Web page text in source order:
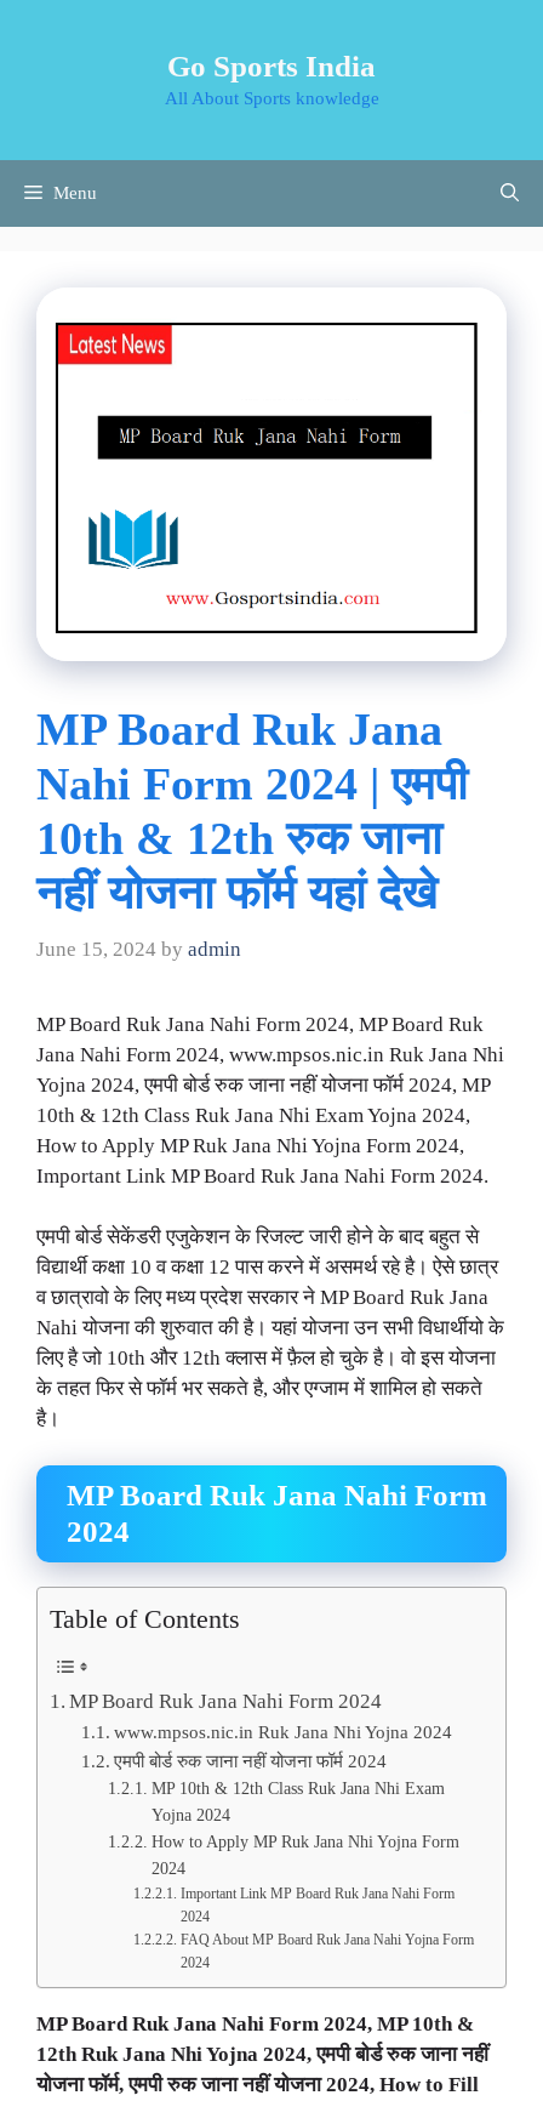
Go Sports India
All About Sports knowledge
Menu
MP Board Ruk Jana
Nahi Form 2024 | एमपी
10th & 12th रुक जाना
नहीं योजना फॉर्म यहां देखे
June 15, 2024 by admin
MP Board Ruk Jana Nahi Form 2024, MP Board Ruk
Jana Nahi Form 2024, www.mpsos.nic.in Ruk Jana Nhi
Yojna 2024, एमपी बोर्ड रुक जाना नहीं योजना फॉर्म 2024, MP
10th & 12th Class Ruk Jana Nhi Exam Yojna 2024,
How to Apply MP Ruk Jana Nhi Yojna Form 2024,
Important Link MP Board Ruk Jana Nahi Form 2024.
एमपी बोर्ड सेकेंडरी एजुकेशन के रिजल्ट जारी होने के बाद बहुत से
विद्यार्थी कक्षा 10 व कक्षा 12 पास करने में असमर्थ रहे है। ऐसे छात्र
व छात्रावो के लिए मध्य प्रदेश सरकार ने MP Board Ruk Jana
Nahi योजना की शुरुवात की है। यहां योजना उन सभी विधार्थीयो के
लिए है जो 10th और 12th क्लास में फ़ैल हो चुके है। वो इस योजना
के तहत फिर से फॉर्म भर सकते है, और एग्जाम में शामिल हो सकते
है।
MP Board Ruk Jana Nahi Form
2024
Table of Contents
MP Board Ruk Jana Nahi Form 2024
www.mpsos.nic.in Ruk Jana Nhi Yojna 2024
एमपी बोर्ड रुक जाना नहीं योजना फॉर्म 2024
MP 10th & 12th Class Ruk Jana Nhi Exam
Yojna 2024
How to Apply MP Ruk Jana Nhi Yojna Form
2024
Important Link MP Board Ruk Jana Nahi Form
2024
FAQ About MP Board Ruk Jana Nahi Yojna Form
2024
MP Board Ruk Jana Nahi Form 2024, MP 10th &
12th Ruk Jana Nhi Yojna 2024, एमपी बोर्ड रुक जाना नहीं
योजना फॉर्म, एमपी रुक जाना नहीं योजना 2024, How to Fill